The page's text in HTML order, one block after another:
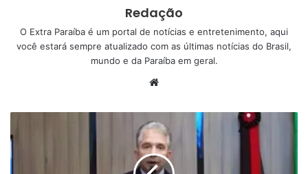
procurou o médico. Ao chegar no hospital, foi comprovado que
ele estava com metade dos pulmões comprometidos e ele ficou
internado em um leito clínico. Três dias depois, precisou ser
transferido para UTI.
que eu mais amei e continuarei amando o resto da vida!!”,
anunciou a filha do político e artista gospel.
Redação
O Extra Paraíba é um portal de notícias e entretenimento, aqui
você estará sempre atualizado com as últimas notícias do Brasil,
mundo e da Paraíba em geral.
b
s
i
t